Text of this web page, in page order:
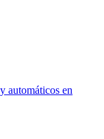
automáticos en